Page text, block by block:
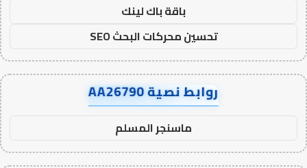
باقة باك لينك
تحسين محركات البحث SEO
روابط نصية AA26790
ماسنجر المسلم